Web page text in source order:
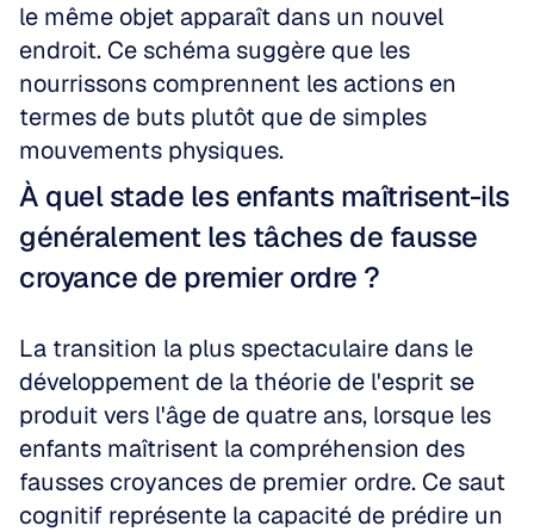
le même objet apparaît dans un nouvel
endroit. Ce schéma suggère que les
nourrissons comprennent les actions en
termes de buts plutôt que de simples
mouvements physiques.
À quel stade les enfants maîtrisent-ils
généralement les tâches de fausse
croyance de premier ordre ?
La transition la plus spectaculaire dans le
développement de la théorie de l'esprit se
produit vers l'âge de quatre ans, lorsque les
enfants maîtrisent la compréhension des
fausses croyances de premier ordre. Ce saut
cognitif représente la capacité de prédire un